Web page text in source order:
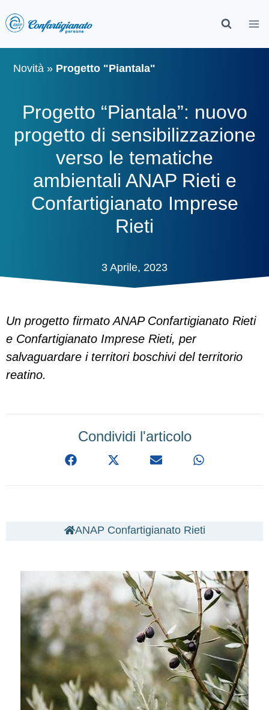
Novità » Progetto "Piantala"
Progetto “Piantala”: nuovo
progetto di sensibilizzazione
verso le tematiche
ambientali ANAP Rieti e
Confartigianato Imprese
Rieti
3 Aprile, 2023
Un progetto firmato ANAP Confartigianato Rieti
e Confartigianato Imprese Rieti, per
salvaguardare i territori boschivi del territorio
reatino.
Condividi l'articolo
ANAP Confartigianato Rieti